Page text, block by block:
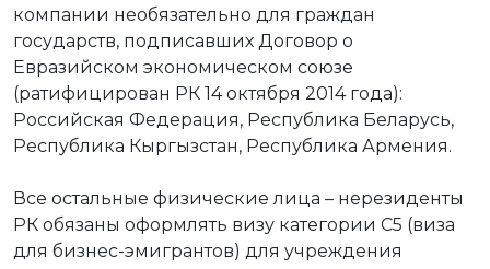
компании необязательно для граждан
государств, подписавших Договор о
Евразийском экономическом союзе
(ратифицирован РК 14 октября 2014 года):
Российская Федерация, Республика Беларусь,
Республика Кыргызстан, Республика Армения.
Все остальные физические лица – нерезиденты
РК обязаны оформлять визу категории С5 (виза
для бизнес-эмигрантов) для учреждения